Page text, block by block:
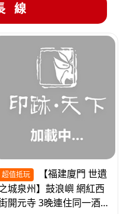
線
超值抵玩
城泉州】鼓浪嶼 網紅西
開元寺 3晚連住同一酒